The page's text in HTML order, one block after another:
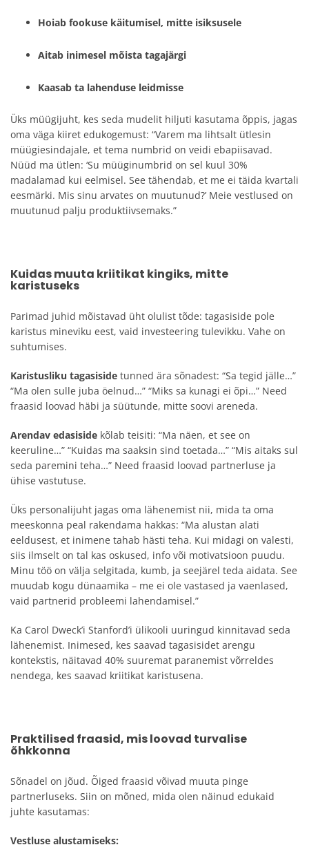
Hoiab fookuse käitumisel, mitte isiksusele
Aitab inimesel mõista tagajärgi
Kaasab ta lahenduse leidmisse
Üks müügijuht, kes seda mudelit hiljuti kasutama õppis, jagas
oma väga kiiret edukogemust: “Varem ma lihtsalt ütlesin
müügiesindajale, et tema numbrid on veidi ebapiisavad.
Nüüd ma ütlen: ‘Su müüginumbrid on sel kuul 30%
madalamad kui eelmisel. See tähendab, et me ei täida kvartali
eesmärki. Mis sinu arvates on muutunud?’ Meie vestlused on
muutunud palju produktiivsemaks.”
Kuidas muuta kriitikat kingiks, mitte
karistuseks
Parimad juhid mõistavad üht olulist tõde: tagasiside pole
karistus mineviku eest, vaid investeering tulevikku. Vahe on
suhtumises.
Karistusliku tagasiside tunned ära sõnadest: “Sa tegid jälle…”
“Ma olen sulle juba öelnud…” “Miks sa kunagi ei õpi…” Need
fraasid loovad häbi ja süütunde, mitte soovi areneda.
Arendav edasiside kõlab teisiti: “Ma näen, et see on
keeruline…” “Kuidas ma saaksin sind toetada…” “Mis aitaks sul
seda paremini teha…” Need fraasid loovad partnerluse ja
ühise vastutuse.
Üks personalijuht jagas oma lähenemist nii, mida ta oma
meeskonna peal rakendama hakkas: “Ma alustan alati
eeldusest, et inimene tahab hästi teha. Kui midagi on valesti,
siis ilmselt on tal kas oskused, info või motivatsioon puudu.
Minu töö on välja selgitada, kumb, ja seejärel teda aidata. See
muudab kogu dünaamika – me ei ole vastased ja vaenlased,
vaid partnerid probleemi lahendamisel.”
Ka Carol Dweck’i Stanford’i ülikooli uuringud kinnitavad seda
lähenemist. Inimesed, kes saavad tagasisidet arengu
kontekstis, näitavad 40% suuremat paranemist võrreldes
nendega, kes saavad kriitikat karistusena.
Praktilised fraasid, mis loovad turvalise
õhkkonna
Sõnadel on jõud. Õiged fraasid võivad muuta pinge
partnerluseks. Siin on mõned, mida olen näinud edukaid
juhte kasutamas:
Vestluse alustamiseks: